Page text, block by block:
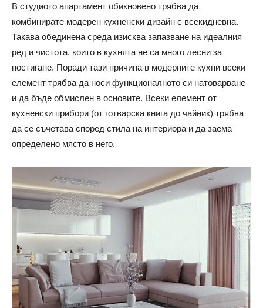
В студиото апартамент обикновено трябва да
комбинирате модерен кухненски дизайн с всекидневна.
Такава обединена среда изисква запазване на идеалния
ред и чистота, които в кухнята не са много лесни за
постигане. Поради тази причина в модерните кухни всеки
елемент трябва да носи функционалното си натоварване
и да бъде обмислен в основите. Всеки елемент от
кухненски прибори (от готварска книга до чайник) трябва
да се съчетава според стила на интериора и да заема
определено място в него.